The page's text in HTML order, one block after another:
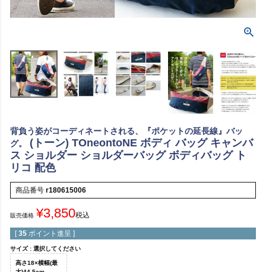
背負う姿がコーディネートされる、『ポケットの延長線』バッ
グ。
(トーン) TOneontoNE ボディ バッグ キャンバ
ス ショルダー ショルダーバッグ ボディバッグ ト
リコ 配色
商品番号 r180615006
販売価格 ¥3,850税込
[ 35 ポイント進呈 ]
サイズ 選択してください
高さ18×横幅(最